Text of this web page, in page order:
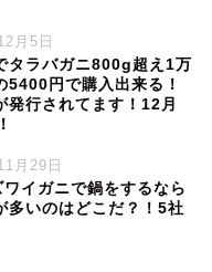
月5日
タラバガニ800g超え1万
5400円で購入出来る！
発行されてます！12月
月29日
イガニで鍋をするなら
多いのはどこだ？！5社